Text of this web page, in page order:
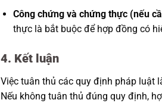
Công chứng và chứng thực (nếu
thực là bắt buộc để hợp đồng có
4. Kết luận
Việc tuân thủ các quy định pháp luật
Nếu không tuân thủ đúng quy định,